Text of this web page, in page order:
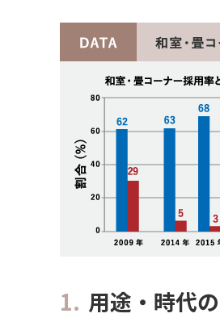
1. 用途・時代